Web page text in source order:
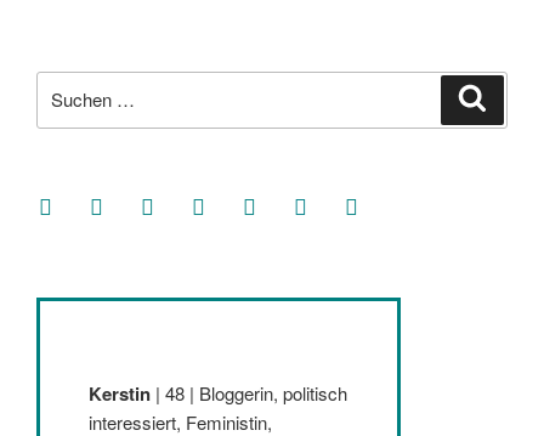
nach:
facebooksoundcloud
twitter mastodoninstagramthreads goodreads
Kerstin | 48 | Bloggerin, politisch
interessiert, Feministin,